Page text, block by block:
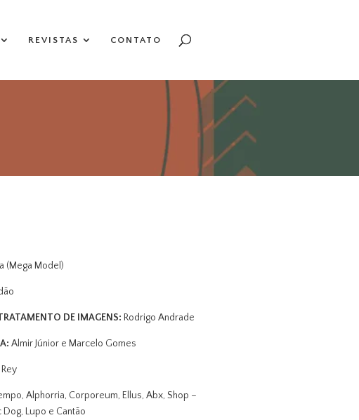
REVISTAS CONTATO
(Mega Model)
DE IMAGENS: Rodrigo Andrade
Almir Júnior e Marcelo Gomes
Alphorria, Corporeum, Ellus, Abx, Shop –
Dog, Lupo e Cantão